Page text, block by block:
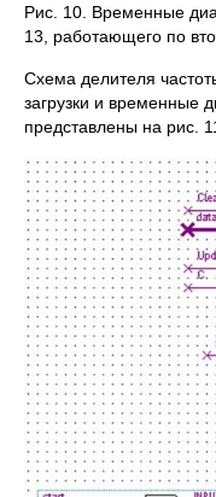
Рис. 10. Временные
13, работающего по
Схема делителя
загрузки и временные
представлены на рис.